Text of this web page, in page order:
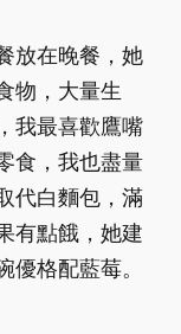
放在晚餐，她
物，大量生
我最喜歡鷹嘴
食，我也盡量
代白麵包，滿
有點餓，她建
格配藍莓。